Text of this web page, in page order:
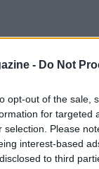
- Do Not
opt-out of the sale,
for targeted
selection. Please
interest-based
to third
stadi più
degli
ilQueen’s